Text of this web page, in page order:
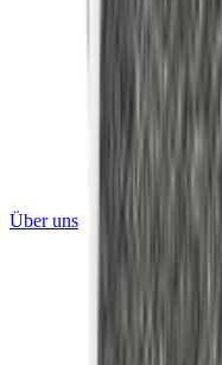
Über uns